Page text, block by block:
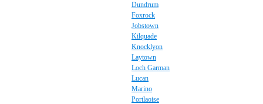
Dundrum
Foxrock
Jobstown
Kilquade
Knocklyon
Laytown
Loch Garman
Lucan
Marino
Portlaoise